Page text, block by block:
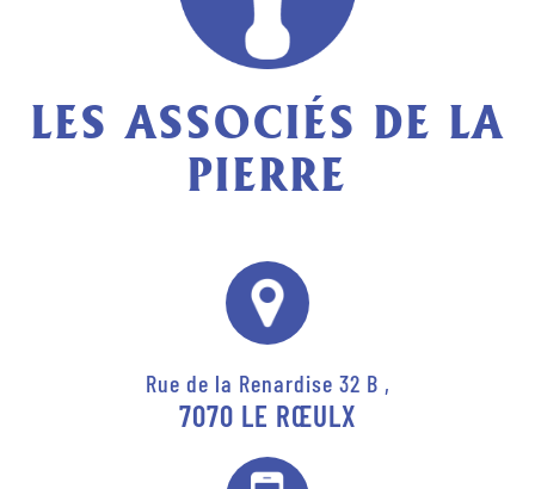
LES ASSOCIÉS DE LA
PIERRE
Rue de la Renardise 32 B ,
7070 LE RŒULX